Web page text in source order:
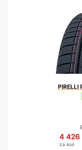
PIRELLI
4 426
za kus